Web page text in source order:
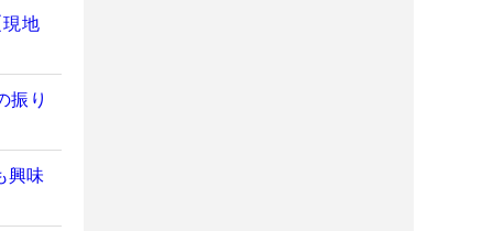
地
振り
興味